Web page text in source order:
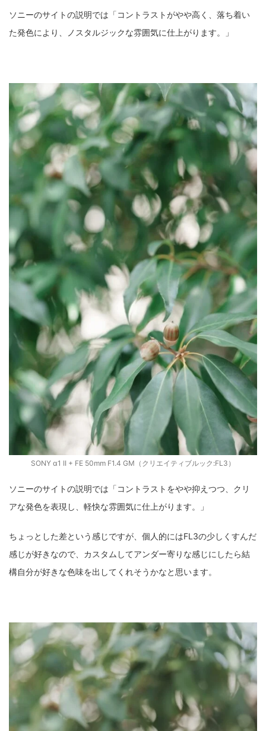
ソニーのサイトの説明では「コントラストがやや高く、落ち着い
た発色により、ノスタルジックな雰囲気に仕上がります。」
SONY α1 II + FE 50mm F1.4 GM（クリエイティブルック:FL3）
ソニーのサイトの説明では「コントラストをやや抑えつつ、クリ
アな発色を表現し、軽快な雰囲気に仕上がります。」
ちょっとした差という感じですが、個人的にはFL3の少しくすんだ
感じが好きなので、カスタムしてアンダー寄りな感じにしたら結
構自分が好きな色味を出してくれそうかなと思います。